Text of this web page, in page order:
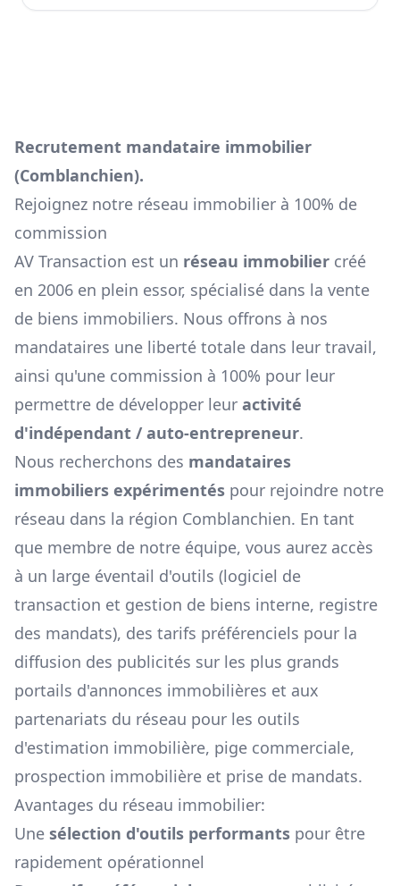
Recrutement mandataire immobilier
(Comblanchien).
Rejoignez notre réseau immobilier à 100% de
commission
AV Transaction est un réseau immobilier créé
en 2006 en plein essor, spécialisé dans la vente
de biens immobiliers. Nous offrons à nos
mandataires une liberté totale dans leur travail,
ainsi qu'une commission à 100% pour leur
permettre de développer leur activité
d'indépendant / auto-entrepreneur.
Nous recherchons des mandataires
immobiliers expérimentés pour rejoindre notre
réseau dans la région Comblanchien. En tant
que membre de notre équipe, vous aurez accès
à un large éventail d'outils (logiciel de
transaction et gestion de biens interne, registre
des mandats), des tarifs préférenciels pour la
diffusion des publicités sur les plus grands
portails d'annonces immobilières et aux
partenariats du réseau pour les outils
d'estimation immobilière, pige commerciale,
prospection immobilière et prise de mandats.
Avantages du réseau immobilier:
Une sélection d'outils performants pour être
rapidement opérationnel